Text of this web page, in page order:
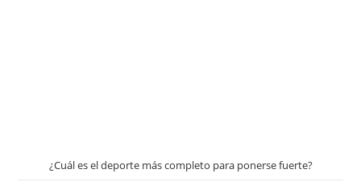
¿Cuál es el deporte más completo para ponerse fuerte?